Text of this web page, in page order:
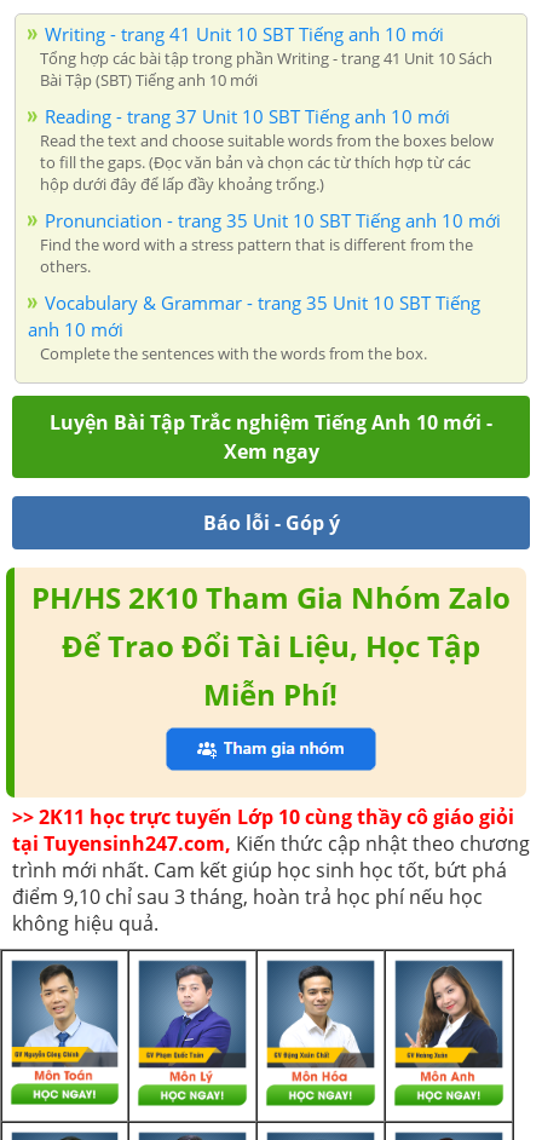
Writing - trang 41 Unit 10 SBT Tiếng anh 10 mới
Tổng hợp các bài tập trong phần Writing - trang 41 Unit 10 Sách
Bài Tập (SBT) Tiếng anh 10 mới
Reading - trang 37 Unit 10 SBT Tiếng anh 10 mới
Read the text and choose suitable words from the boxes below
to fill the gaps. (Đọc văn bản và chọn các từ thích hợp từ các
hộp dưới đây để lấp đầy khoảng trống.)
Pronunciation - trang 35 Unit 10 SBT Tiếng anh 10 mới
Find the word with a stress pattern that is different from the
others.
Vocabulary & Grammar - trang 35 Unit 10 SBT Tiếng
anh 10 mới
Complete the sentences with the words from the box.
Luyện Bài Tập Trắc nghiệm Tiếng Anh 10 mới -
Xem ngay
Báo lỗi - Góp ý
PH/HS 2K10 Tham Gia Nhóm Zalo
Để Trao Đổi Tài Liệu, Học Tập
Miễn Phí!
>> 2K11 học trực tuyến Lớp 10 cùng thầy cô giáo giỏi
tại Tuyensinh247.com, Kiến thức cập nhật theo chương
trình mới nhất. Cam kết giúp học sinh học tốt, bứt phá
điểm 9,10 chỉ sau 3 tháng, hoàn trả học phí nếu học
không hiệu quả.